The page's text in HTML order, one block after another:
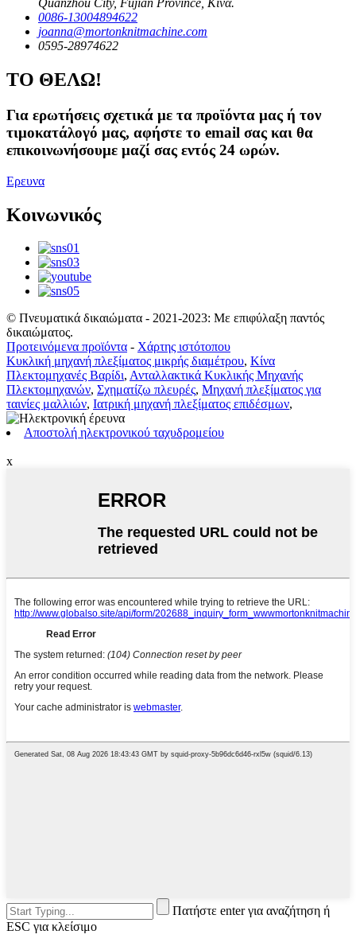
Quanzhou City, Fujian Province, Κίνα.
0086-13004894622
joanna@mortonknitmachine.com
0595-28974622
ΤΟ ΘΕΛΩ!
Για ερωτήσεις σχετικά με τα προϊόντα μας ή τον
τιμοκατάλογό μας, αφήστε το email σας και θα
επικοινωνήσουμε μαζί σας εντός 24 ωρών.
Ερευνα
Κοινωνικός
© Πνευματικά δικαιώματα - 2021-2023: Με επιφύλαξη παντός
δικαιώματος.
Προτεινόμενα προϊόντα - Χάρτης ιστότοπου
Κυκλική μηχανή πλεξίματος μικρής διαμέτρου, Κίνα
Πλεκτομηχανές Βαρίδι, Ανταλλακτικά Κυκλικής Μηχανής
Πλεκτομηχανών, Σχηματίζω πλευρές, Μηχανή πλεξίματος για
ταινίες μαλλιών, Ιατρική μηχανή πλεξίματος επιδέσμων,
Αποστολή ηλεκτρονικού ταχυδρομείου
x
Πατήστε enter για αναζήτηση ή
ESC για κλείσιμο